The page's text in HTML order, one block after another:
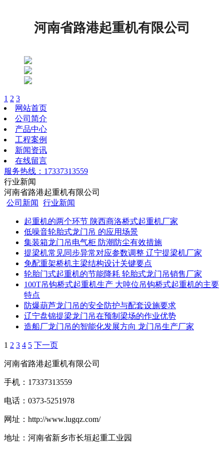
河南省路港起重机有限公司
1 2 3
网站首页
公司简介
产品中心
工程案例
新闻资讯
在线留言
服务热线：17337313559
行业新闻
河南省路港起重机有限公司
公司新闻
行业新闻
起重机的两个环节 陕西商洛桥式起重机厂家
低噪音轮胎式龙门吊 的应用场景
集装箱龙门吊电气柜 防潮防尘有效措施
提梁机常见同步异常对应参数调整 辽宁提梁机厂家
免配重架桥机主梁结构设计关键要点
轮胎门式起重机的节能降耗 轮胎式龙门吊销售厂家
100T吊钩桥式起重机生产 大吨位吊钩桥式起重机的主要
特点
防爆葫芦龙门吊的安全防护与配套设施要求
辽宁盘锦提梁龙门吊在预制梁场的作业优势
造船厂龙门吊的智能化发展方向 龙门吊生产厂家
1 2 3 4 5 下一页
河南省路港起重机有限公司
手机：17337313559
电话：0373-5251978
网址：http://www.lugqz.com/
地址：河南省新乡市长垣起重工业园